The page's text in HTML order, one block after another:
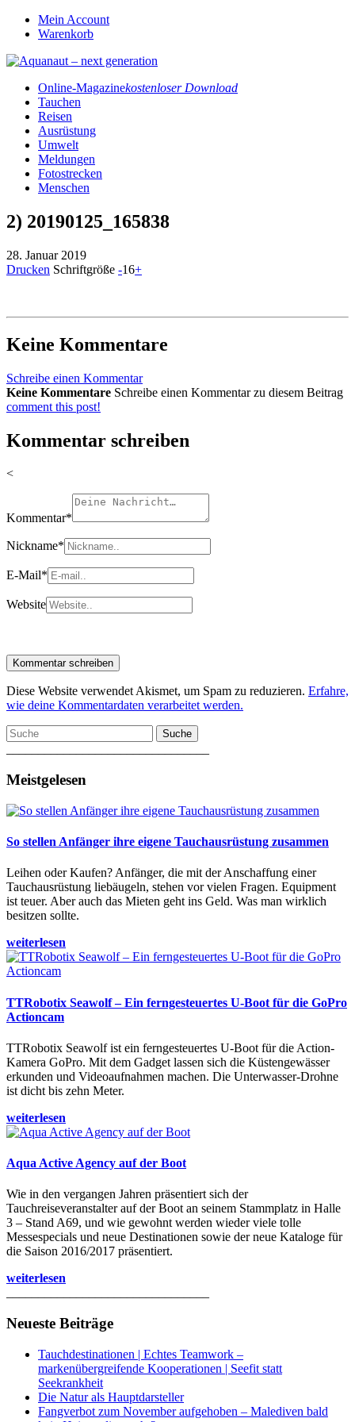
Mein Account
Warenkorb
Online-Magazinekostenloser Download
Tauchen
Reisen
Ausrüstung
Umwelt
Meldungen
Fotostrecken
Menschen
2) 20190125_165838
28. Januar 2019
Drucken Schriftgröße -16+
Keine Kommentare
Schreibe einen Kommentar
Keine Kommentare Schreibe einen Kommentar zu diesem Beitrag
comment this post!
Kommentar schreiben
<
Kommentar*
Nickname*
E-Mail*
Website
Diese Website verwendet Akismet, um Spam zu reduzieren. Erfahre,
wie deine Kommentardaten verarbeitet werden.
Suche
Meistgelesen
So stellen Anfänger ihre eigene Tauchausrüstung zusammen
Leihen oder Kaufen? Anfänger, die mit der Anschaffung einer
Tauchausrüstung liebäugeln, stehen vor vielen Fragen. Equipment
ist teuer. Aber auch das Mieten geht ins Geld. Was man wirklich
besitzen sollte.
weiterlesen
TTRobotix Seawolf – Ein ferngesteuertes U-Boot für die GoPro
Actioncam
TTRobotix Seawolf ist ein ferngesteuertes U-Boot für die Action-
Kamera GoPro. Mit dem Gadget lassen sich die Küstengewässer
erkunden und Videoaufnahmen machen. Die Unterwasser-Drohne
ist dicht bis zehn Meter.
weiterlesen
Aqua Active Agency auf der Boot
Wie in den vergangen Jahren präsentiert sich der
Tauchreiseveranstalter auf der Boot an seinem Stammplatz in Halle
3 – Stand A69, und wie gewohnt werden wieder viele tolle
Messespecials und neue Destinationen sowie der neue Kataloge für
die Saison 2016/2017 präsentiert.
weiterlesen
Neueste Beiträge
Tauchdestinationen | Echtes Teamwork –
markenübergreifende Kooperationen | Seefit statt
Seekrankheit
Die Natur als Hauptdarsteller
Fangverbot zum November aufgehoben – Malediven bald